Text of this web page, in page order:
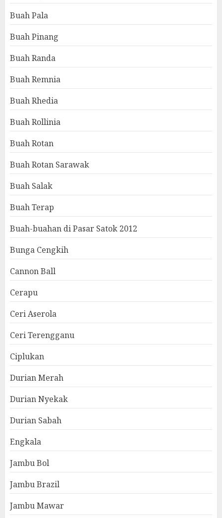
Buah Pala
Buah Pinang
Buah Randa
Buah Remnia
Buah Rhedia
Buah Rollinia
Buah Rotan
Buah Rotan Sarawak
Buah Salak
Buah Terap
Buah-buahan di Pasar Satok 2012
Bunga Cengkih
Cannon Ball
Cerapu
Ceri Aserola
Ceri Terengganu
Ciplukan
Durian Merah
Durian Nyekak
Durian Sabah
Engkala
Jambu Bol
Jambu Brazil
Jambu Mawar